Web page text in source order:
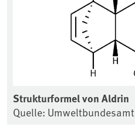
Strukturformel von Aldrin
Quelle: Umweltbundesamt